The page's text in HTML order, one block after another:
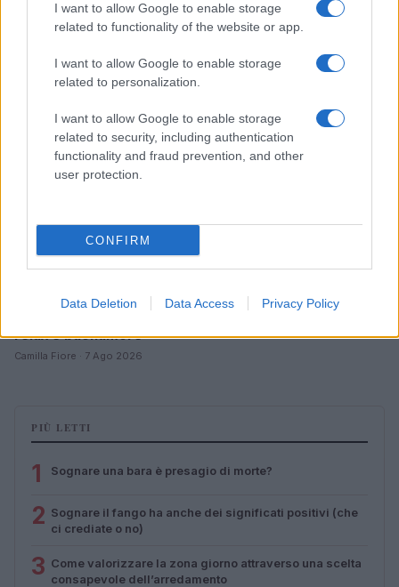
I want to allow Google to enable storage
related to functionality of the website or app.
I want to allow Google to enable storage
related to personalization.
I want to allow Google to enable storage
related to security, including authentication
functionality and fraud prevention, and other
user protection.
CONFIRM
Data Deletion Data Access Privacy Policy
Bard e gli eventi imperdibili in Italia
Cristian Castiglioni · 7 Ago 2026
BENESSERE
relax e buonumore
Camilla Fiore · 7 Ago 2026
PIÙ LETTI
1 Sognare una bara è presagio di morte?
2 Sognare il fango ha anche dei significati positivi (che
ci crediate o no)
3 Come valorizzare la zona giorno attraverso una scelta
consapevole dell’arredamento